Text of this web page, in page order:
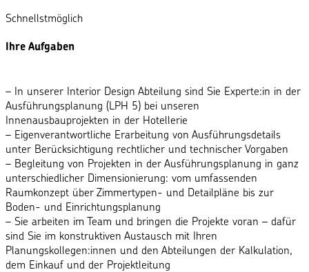
Schnellstmöglich
Ihre Aufgaben
– In unserer Interior Design Abteilung sind Sie Experte:in in der
Ausführungsplanung (LPH 5) bei unseren
Innenausbauprojekten in der Hotellerie
– Eigenverantwortliche Erarbeitung von Ausführungsdetails
unter Berücksichtigung rechtlicher und technischer Vorgaben
– Begleitung von Projekten in der Ausführungsplanung in ganz
unterschiedlicher Dimensionierung: vom umfassenden
Raumkonzept über Zimmertypen- und Detailpläne bis zur
Boden- und Einrichtungsplanung
– Sie arbeiten im Team und bringen die Projekte voran – dafür
sind Sie im konstruktiven Austausch mit Ihren
Planungskollegen:innen und den Abteilungen der Kalkulation,
dem Einkauf und der Projektleitung